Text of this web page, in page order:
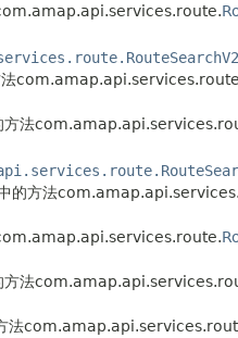
法
方法
的方法
方法
法